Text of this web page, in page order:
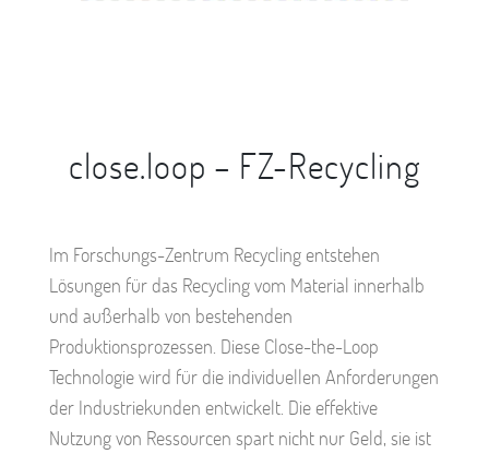
close.loop – FZ-Recycling
Im Forschungs-Zentrum Recycling entstehen
Lösungen für das Recycling vom Material innerhalb
und außerhalb von bestehenden
Produktionsprozessen. Diese Close-the-Loop
Technologie wird für die individuellen Anforderungen
der Industriekunden entwickelt. Die effektive
Nutzung von Ressourcen spart nicht nur Geld, sie ist